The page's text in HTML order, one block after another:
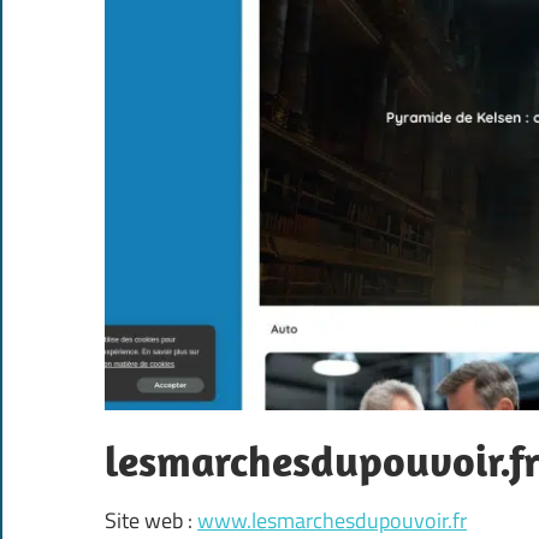
lesmarchesdupouvoir.fr
Site web :www.lesmarchesdupouvoir.fr